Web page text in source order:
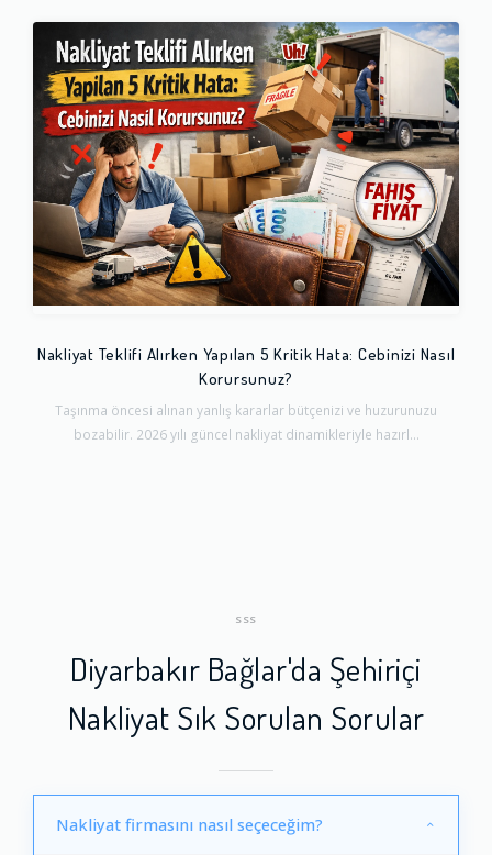
Nakliyat Teklifi Alırken Yapılan 5 Kritik Hata: Cebinizi Nasıl
Korursunuz?
Taşınma öncesi alınan yanlış kararlar bütçenizi ve huzurunuzu
bozabilir. 2026 yılı güncel nakliyat dinamikleriyle hazırl...
SSS
Diyarbakır Bağlar'da Şehiriçi
Nakliyat Sık Sorulan Sorular
Nakliyat firmasını nasıl seçeceğim?